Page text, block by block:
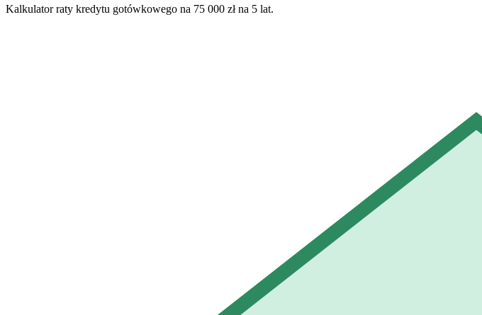
Kalkulator raty kredytu gotówkowego na 75 000 zł na 5 lat.